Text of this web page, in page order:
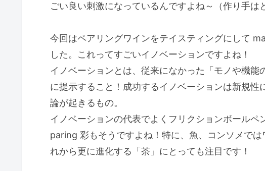
ごい良い刺激になっているんですよね～（作り手は
今回はペアリングワインをテイスティングにして
した。これってすごいイノベーションですよね！
イノベーションとは、従来になかった「モノや機
に提示すること！成功するイノベーションは新規
論が起きるもの。
イノベーションの代表でよくフリクションボール
paring 彩もそうですよね！特に、魚、コンソメで
れから更に進化する「茶」にとっても注目です！